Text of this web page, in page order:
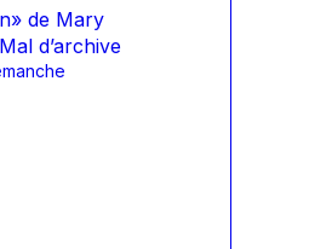
de Mary
d’archive